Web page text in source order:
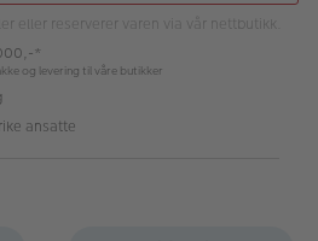
eller reserverer varen via vår nettbutikk.
*
og levering til våre butikker
ansatte